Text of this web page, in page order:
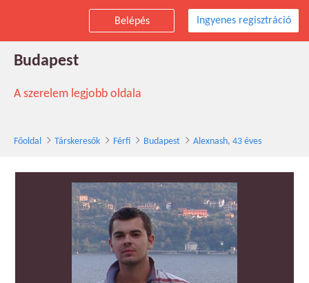
Belépés Ingyenes regisztráció
Alexnash társkereső férfi, 43 éves,
Budapest
A szerelem legjobb oldala
Főoldal Társkeresők Férfi Budapest Alexnash, 43 éves